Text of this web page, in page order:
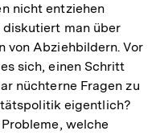
nicht entziehen
diskutiert man über
von Abziehbildern. Vor
sich, einen Schritt
nüchterne Fragen zu
eigentlich?
welche